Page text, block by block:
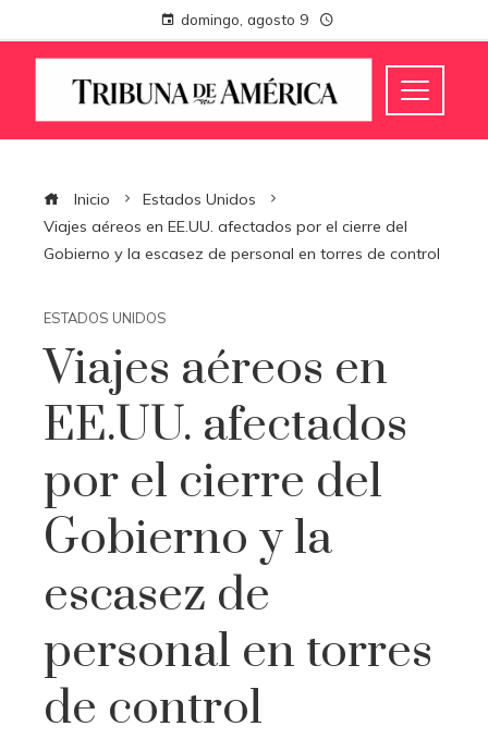
domingo, agosto 9
Inicio
Estados Unidos
Viajes aéreos en EE.UU. afectados por el cierre del
Gobierno y la escasez de personal en torres de control
ESTADOS UNIDOS
Viajes aéreos en
EE.UU. afectados
por el cierre del
Gobierno y la
escasez de
personal en torres
de control